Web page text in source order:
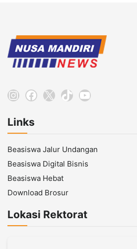
Instagram
Facebook
X TikTokYouTube
Links
Beasiswa Jalur Undangan
Beasiswa Digital Bisnis
Beasiswa Hebat
Download Brosur
Lokasi Rektorat